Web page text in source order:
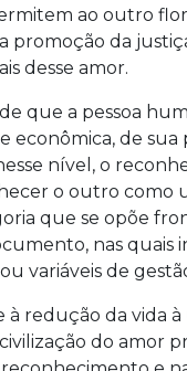
ao outro
promoção da
desse amor.
que a pessoa
de
nível, o
o outro como
que se opõe
nas quais
variáveis de
redução da vida
do amor